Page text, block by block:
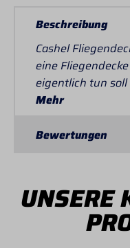
Beschreibung
Cashel
eine
eigentlich tun
Mehr
Bewertungen
UNSERE